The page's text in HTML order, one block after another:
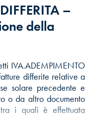
–
della
IVA.ADEMPIMENTO
differite relative a
solare precedente e
o da altro documento
i quali è effettuata